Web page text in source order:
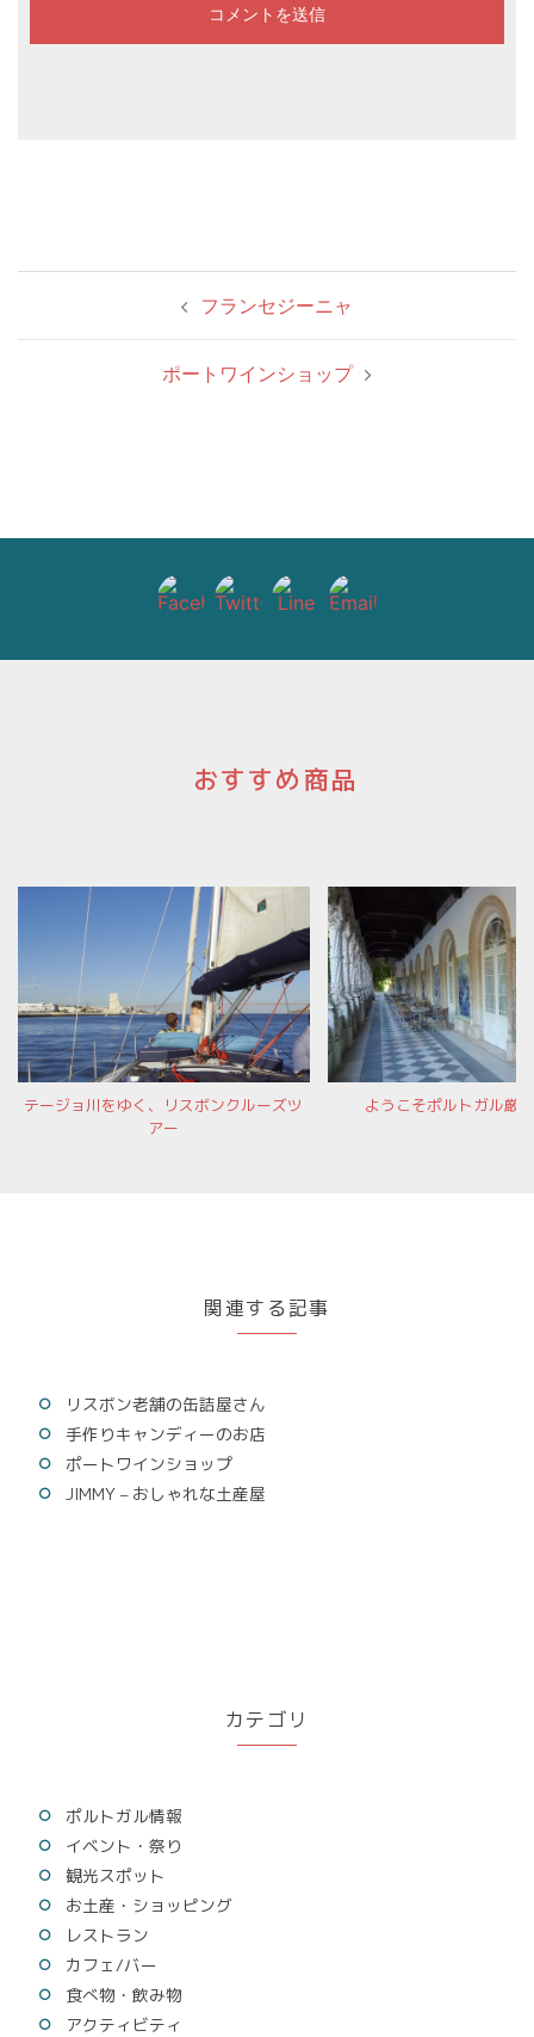
フランセジーニャ
ポートワインショップ
おすすめ商品
テージョ川をゆく、リスボンクルーズツ
アー
ようこそポルトガル厳
関連する記事
リスボン老舗の缶詰屋さん
手作りキャンディーのお店
ポートワインショップ
JIMMY – おしゃれな土産屋
カテゴリ
ポルトガル情報
イベント・祭り
観光スポット
お土産・ショッピング
レストラン
カフェ/バー
食べ物・飲み物
アクティビティ